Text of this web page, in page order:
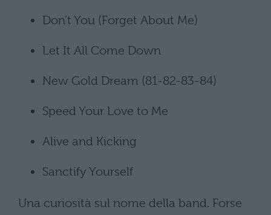
Don’t You (Forget About Me)
Let It All Come Down
New Gold Dream (81-82-83-84)
Speed Your Love to Me
Alive and Kicking
Sanctify Yourself
Una curiosità sul nome della band. Forse